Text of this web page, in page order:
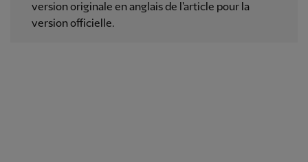
version originale en anglais de l'article pour la
version officielle.